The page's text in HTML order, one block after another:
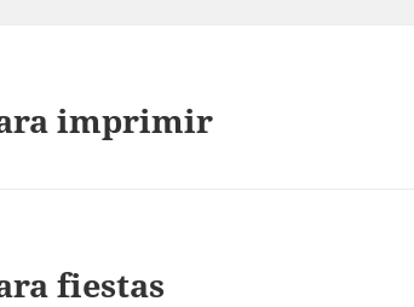
imprimir
fiestas